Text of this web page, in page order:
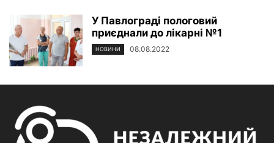
У Павлограді пологовий
приєднали до лікарні №1
НОВИНИ 08.08.2022